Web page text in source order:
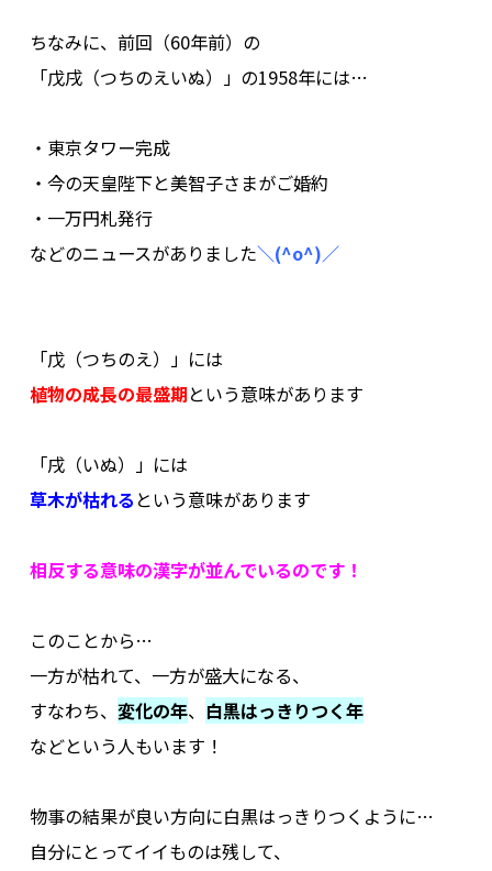
ちなみに、前回（60年前）の
「戊戌（つちのえいぬ）」の1958年には…
・東京タワー完成
・今の天皇陛下と美智子さまがご婚約
・一万円札発行
などのニュースがありました＼(^o^)／
「戊（つちのえ）」には
植物の成長の最盛期という意味があります
「戌（いぬ）」には
草木が枯れる という意味があります
相反する意味の漢字が並んでいるのです！
このことから…
一方が枯れて、一方が盛大になる、
すなわち、 変化の年、 白黒はっきりつく年
などという人もいます！
物事の結果が良い方向に白黒はっきりつくように…
自分にとってイイものは残して、